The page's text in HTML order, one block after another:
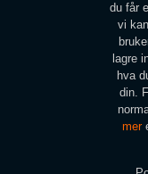
du får
vi
lagre
hva
din.
mer